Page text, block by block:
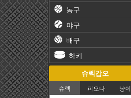
농구
야구
배구
하키
슈렉갑오
슈렉 피오나 냥이